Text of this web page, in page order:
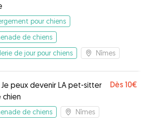
pour chiens
de chiens
de jour pour chiens
Nîmes
Je peux devenir LA pet-sitter
Dès 10€
de chiens Nîmes